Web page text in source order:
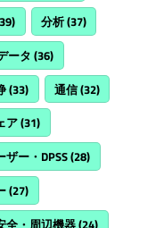
分析(37)
ータ(36)
(33) 通信(32)
ア(31)
ザー・DPSS(28)
(27)
全・周辺機器(24)